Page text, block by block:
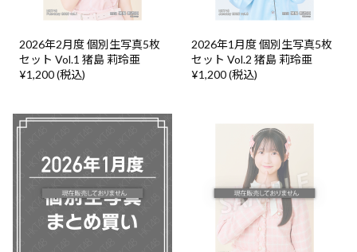
2026年2月度 個別生写真5枚
セット Vol.1 猪島 莉玲亜
¥1,200 (税込)
2026年1月度 個別生写真5枚
セット Vol.2 猪島 莉玲亜
¥1,200 (税込)